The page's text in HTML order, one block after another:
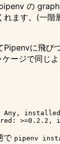
の graph
れます。(一階
Pipenvに飛び
ージで同じ
で pipenv